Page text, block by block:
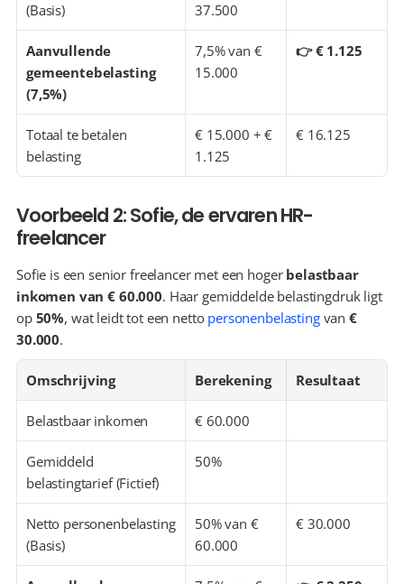
(Basis) 37.500
Aanvullende
gemeentebelasting
(7,5%)
7,5% van €
15.000
👉 € 1.125
Totaal te betalen
belasting
€ 15.000 + €
1.125
€ 16.125
Voorbeeld 2: Sofie, de ervaren HR-
freelancer
Sofie is een senior freelancer met een hoger belastbaar
inkomen van € 60.000. Haar gemiddelde belastingdruk ligt
op 50%, wat leidt tot een netto personenbelasting van €
30.000.
Omschrijving Berekening Resultaat
Belastbaar inkomen € 60.000
Gemiddeld
belastingtarief (Fictief)
50%
Netto personenbelasting
(Basis)
50% van €
60.000
€ 30.000